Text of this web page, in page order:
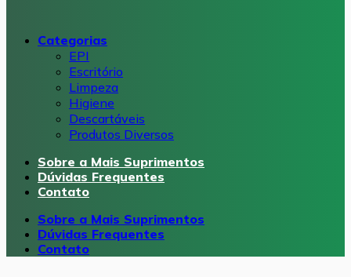
Categorias
EPI
Escritório
Limpeza
Higiene
Descartáveis
Produtos Diversos
Sobre a Mais Suprimentos
Dúvidas Frequentes
Contato
Sobre a Mais Suprimentos
Dúvidas Frequentes
Contato